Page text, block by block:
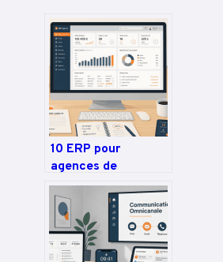
10 ERP pour
agences de
communication : le
comparatif pour
sécuriser vos
marges et piloter la
rentabilité